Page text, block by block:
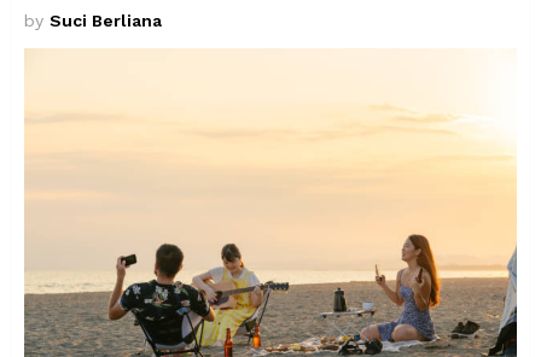
by Suci Berliana